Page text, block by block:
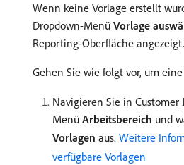
Wenn keine Vorlage erstellt
Dropdown-Menü Vorlage
Reporting-Oberfläche angezeigt.
Gehen Sie wie folgt vor, um
Navigieren Sie in Customer
Menü Arbeitsbereich und
Vorlagen aus. Weitere
verfügbare Vorlagen